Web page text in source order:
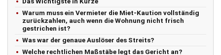
Warum muss ein Vermieter die Miet-Kaution vollständig
zurückzahlen, auch wenn die Wohnung nicht frisch
gestrichen ist?
Was war der genaue Auslöser des Streits?
Welche rechtlichen Maßstäbe legt das Gericht an?